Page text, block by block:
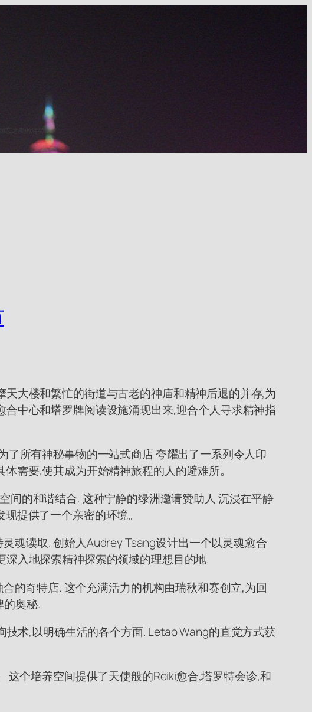
大楼和繁忙的街道与古老的神庙和精神后退的并存,为
中心和塔罗牌阅读设施涌现出来,迎合个人寻求精神指
所有神秘事物的一站式商店 夸耀出了一系列令人印
需要,使其成为开始精神旅程的人的避难所。
的和谐结合. 这种宁静的绿洲邀请赞助人 沉浸在平静
提供了一个亲密的环境。
魂读取. 创始人Audrey Tsang设计出一个以灵魂愈合
入地探索精神探索的领域的理想目的地.
的奇特店. 这个充满活力的机构由瑞秋和赛创立,为回
奥秘.
术,以明确生活的各个方面. Letao Wang的直觉方式获
个培养空间提供了天使般的Reiki愈合,塔罗特会诊,和